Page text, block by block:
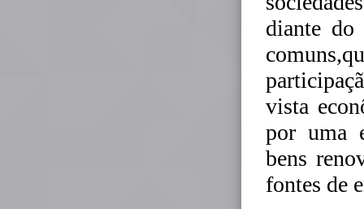
diante do
vista
por uma
bens
fontes de